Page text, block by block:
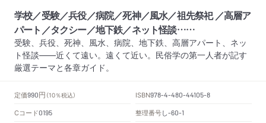
学校／受験／兵役／病院／死神／風水／祖先祭祀 ／高層ア
パート／タクシー／地下鉄／ネット怪談……
受験、兵役、死神、風水、病院、地下鉄、高層アパート、ネッ
ト怪談――近くて遠い。遠くて近い。民俗学の第一人者が記す
厳選テーマと各章ガイド。
定価990円 （10％税込） ISBN978-4-480-44105-8
Cコード0195 整理番号し-60-1